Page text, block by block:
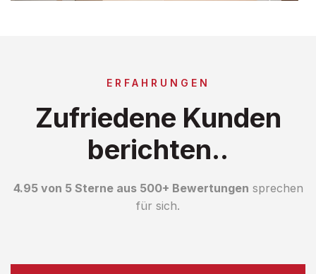
ERFAHRUNGEN
Zufriedene Kunden
berichten..
4.95 von 5 Sterne aus 500+ Bewertungen sprechen
für sich.